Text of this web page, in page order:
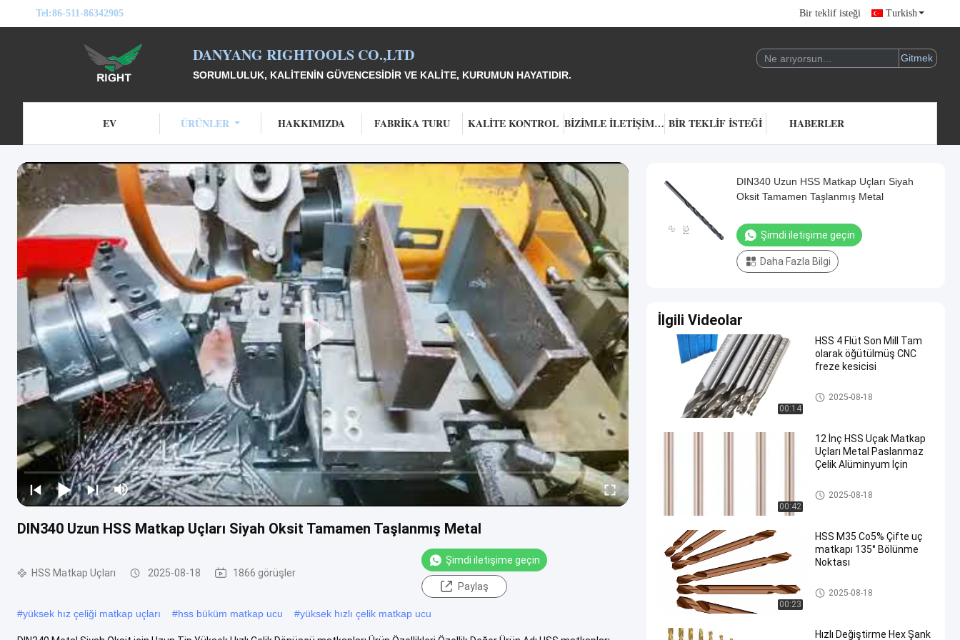
Tel:86-511-86342905 Bir teklif isteği Turkish
DANYANG RIGHTOOLS CO.,LTD
SORUMLULUK, KALITENIN GÜVENCESIDIR VE KALITE, KURUMUN HAYATIDIR.
EV ÜRÜNLER HAKKIMIZDA FABRIKA TURU KALITE KONTROL BIZIMLE ILETIŞIME GEÇIN BIR TEKLIF ISTEĞI HABERLER
DIN340 Uzun HSS Matkap Uçları Siyah Oksit Tamamen Taşlanmış Metal
HSS Matkap Uçları 2025-08-18 1866 görüşler
Şimdi iletişime geçin
Paylaş
#yüksek hız çeliği matkap uçları #hss büküm matkap ucu #yüksek hızlı çelik matkap ucu
DIN340 Uzun HSS Matkap Uçları Siyah
Oksit Tamamen Taşlanmış Metal
Şimdi iletişime geçin
Daha Fazla Bilgi
İlgili Videolar
00:14
HSS 4 Flüt Son Mill Tam
olarak öğütülmüş CNC
freze kesicisi
HSS Matkap Uçları
2025-08-18
00:42
12 İnç HSS Uçak Matkap
Uçları Metal Paslanmaz
Çelik Alüminyum İçin
HSS Matkap Uçları
2025-08-18
00:23
HSS M35 Co5% Çifte uç
matkapı 135° Bölünme
Noktası
HSS Matkap Uçları
2025-08-18
Hızlı Değiştirme Hex Şank